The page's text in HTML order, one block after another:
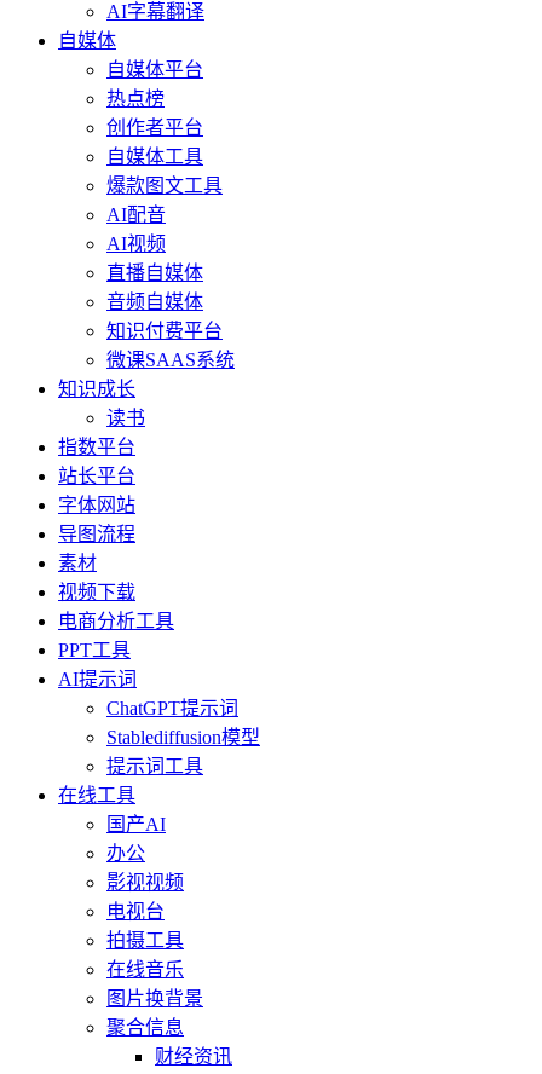
AI字幕翻译
自媒体
自媒体平台
热点榜
创作者平台
自媒体工具
爆款图文工具
AI配音
AI视频
直播自媒体
音频自媒体
知识付费平台
微课SAAS系统
知识成长
读书
指数平台
站长平台
字体网站
导图流程
素材
视频下载
电商分析工具
PPT工具
AI提示词
ChatGPT提示词
Stablediffusion模型
提示词工具
在线工具
国产AI
办公
影视视频
电视台
拍摄工具
在线音乐
图片换背景
聚合信息
财经资讯